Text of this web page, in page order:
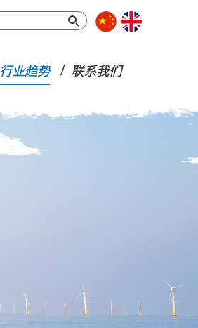
行业趋势 联系我们